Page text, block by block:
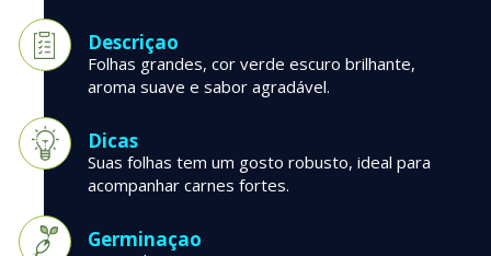
Descriçao
Folhas grandes, cor verde escuro brilhante,
aroma suave e sabor agradável.
Dicas
Suas folhas tem um gosto robusto, ideal para
acompanhar carnes fortes.
Germinaçao